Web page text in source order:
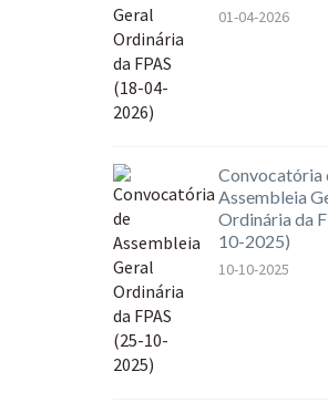
01-04-2026
Convocatória
Assembleia
Ordinária da
10-2025)
10-10-2025